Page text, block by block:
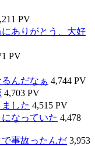
PV
にありがとう、大好
PV
んだなぁ 4,744 PV
4,703 PV
した 4,515 PV
なっていた 4,478
で事故ったんだ 3,953